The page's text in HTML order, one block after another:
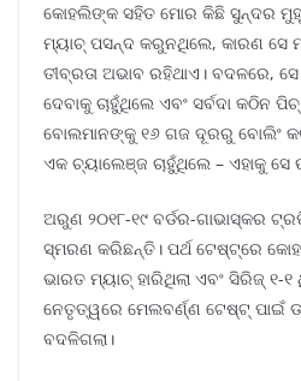
କୋହଲିଙ୍କ ସହିତ ମୋର କିଛି ସୁନ୍ଦର
ମ୍ୟାଚ୍ ପସନ୍ଦ କରୁନଥିଲେ, କାରଣ ସେ
ତୀବ୍ରତା ଅଭାବ ରହିଥାଏ। ବଦଳରେ,
ଦେବାକୁ ଚାହୁଁଥିଲେ ଏବଂ ସର୍ବଦା କଠିନ
ବୋଲମାନଙ୍କୁ ୧୬ ଗଜ ଦୂରରୁ ବୋଲିଂ
ଏକ ଚ୍ୟାଲେଞ୍ଜ ଚାହୁଁଥିଲେ – ଏହାକୁ ସେ
ଅରୁଣ ୨୦୧୮-୧୯ ବର୍ଡର-ଗାଭାସ୍କର
ସ୍ମରଣ କରିଛନ୍ତି। ପର୍ଥ ଟେଷ୍ଟ୍ରେ
ଭାରତ ମ୍ୟାଚ୍ ହାରିଥିଲା ଏବଂ ସିରିଜ୍ ୧-୧
ନେତୃତ୍ୱରେ ମେଲବର୍ଣ୍ଣ ଟେଷ୍ଟ୍ ପାଇଁ
ବଦଳିଗଲା।